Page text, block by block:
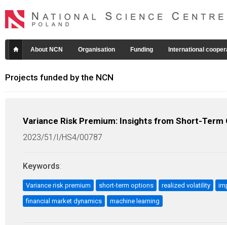
About NCN Organisation Funding International
Projects funded by the NCN
Variance Risk Premium: Insights from Short-
2023/51/I/HS4/00787
Keywords:
Variance risk premium short-term options realized volatility
financial market dynamics machine learning